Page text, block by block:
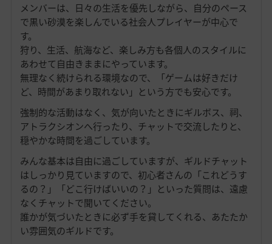
メンバーは、日々の生活を優先しながら、自分のペース
で黒い砂漠を楽しんでいる社会人プレイヤーが中心で
す。
狩り、生活、航海など、楽しみ方も各個人のスタイルに
あわせて自由きままにやっています。
無理なく続けられる環境なので、「ゲームは好きだけ
ど、時間があまり取れない」という方でも安心です。
強制的な活動はなく、気が向いたときにギルボス、祠、
アトラクシオンへ行ったり、チャットで交流したりと、
穏やかな時間を過ごしています。
みんな基本は自由に過ごしていますが、ギルドチャット
はしっかり見ていますので、初心者さんの「これどうす
るの？」「どこ行けばいいの？」といった質問は、遠慮
なくチャットで聞いてください。
誰かが気づいたときに必ず手を貸してくれる、あたたか
い雰囲気のギルドです。